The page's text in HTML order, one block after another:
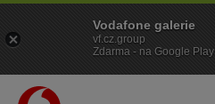
Vodafone galerie
vf.cz.group
Zdarma - na Google Play